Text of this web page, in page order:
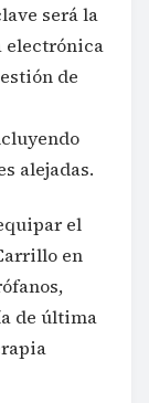
será la
electrónica
de
alejadas.
el
en
de última